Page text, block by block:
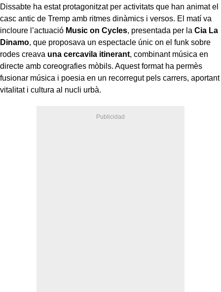
Dissabte ha estat protagonitzat per activitats que han animat el
casc antic de Tremp amb ritmes dinàmics i versos. El matí va
incloure l’actuació Music on Cycles, presentada per la Cia La
Dinamo, que proposava un espectacle únic on el funk sobre
rodes creava una cercavila itinerant, combinant música en
directe amb coreografies mòbils. Aquest format ha permès
fusionar música i poesia en un recorregut pels carrers, aportant
vitalitat i cultura al nucli urbà.